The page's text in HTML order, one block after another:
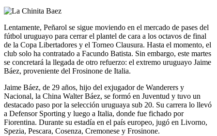
Lentamente, Peñarol se sigue moviendo en el mercado de pases del
fútbol uruguayo para cerrar el plantel de cara a los octavos de final
de la Copa Libertadores y el Torneo Clausura. Hasta el momento, el
club solo ha contratado a Facundo Batista. Sin embargo, este martes
se concretará la llegada de otro refuerzo: el extremo uruguayo Jaime
Báez, proveniente del Frosinone de Italia.
Jaime Báez, de 29 años, hijo del exjugador de Wanderers y
Nacional, la China Walter Báez, se formó en Juventud y tuvo un
destacado paso por la selección uruguaya sub 20. Su carrera lo llevó
a Defensor Sporting y luego a Italia, donde fue fichado por
Fiorentina. Durante su estadía en el país europeo, jugó en Livorno,
Spezia, Pescara, Cosenza, Cremonese y Frosinone.